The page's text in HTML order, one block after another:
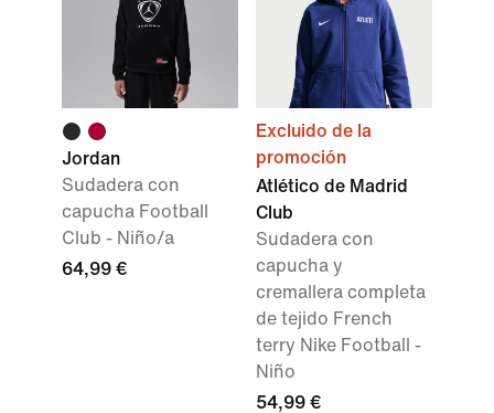
Jordan
Sudadera con
capucha Football
Club - Niño/a
64,99 €
Excluido de la
promoción
Atlético de Madrid
Club
Sudadera con
capucha y
cremallera completa
de tejido French
terry Nike Football -
Niño
54,99 €